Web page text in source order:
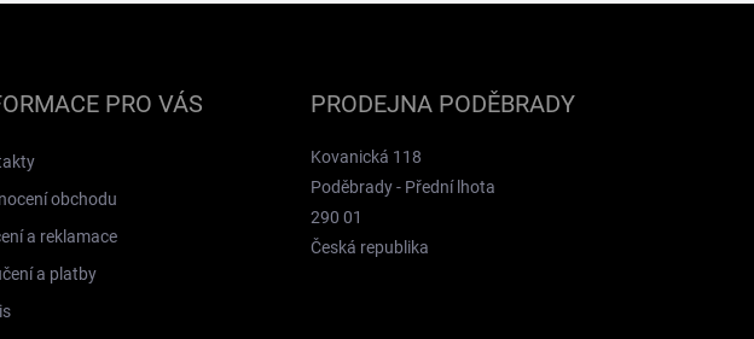
PRO VÁS
obchodu
a reklamace
a platby
PRODEJNA PODĚBRADY
Kovanická 118
Poděbrady - Přední lhota
290 01
Česká republika